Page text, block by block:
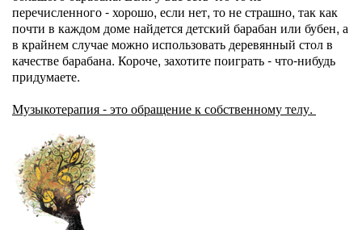
перечисленного - хорошо, если нет, то не страшно, так как
почти в каждом доме найдется детский барабан или бубен, а
в крайнем случае можно использовать деревянный стол в
качестве барабана. Короче, захотите поиграть - что-нибудь
придумаете.
Музыкотерапия - это обращение к собственному телу.